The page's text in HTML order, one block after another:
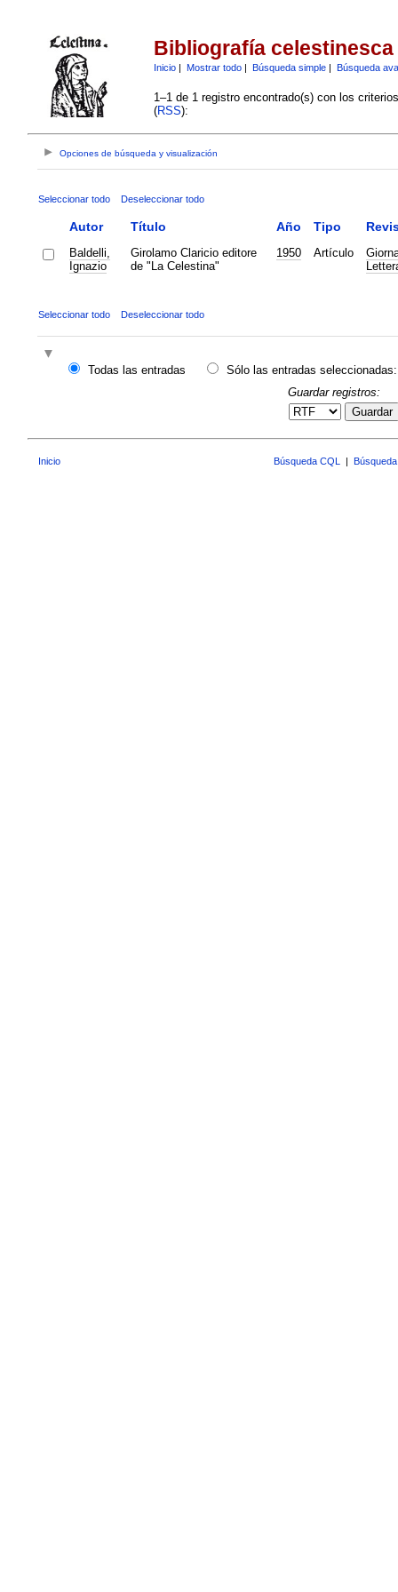
Bibliografía celestinesca
Inicio| Mostrar todo| Búsqueda simple| Búsqueda
1–1 de 1 registro encontrado(s) con los
(RSS):
Opciones de búsqueda y visualización
Seleccionar todo Deseleccionar todo
Autor Título Año Tipo
Baldelli,
Ignazio
Girolamo Claricio editore
de "La Celestina"
1950 Artículo
Seleccionar todo Deseleccionar todo
Todas las entradas
Sólo las entradas seleccionadas:
Guardar registros:
Guardar
Inicio Búsqueda CQL